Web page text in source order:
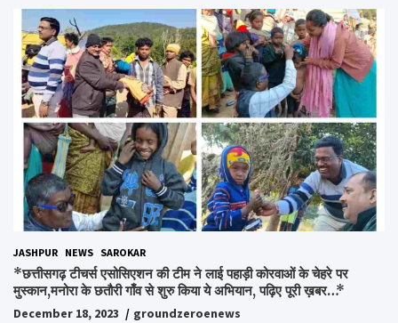
JASHPUR NEWS SAROKAR
*छत्तीसगढ़ टीचर्स एसोसिएशन की टीम ने लाई पहाड़ी कोरवाओं के चेहरे पर
मुस्कान,मनोरा के छतौरी गाँव से शुरु किया ये अभियान, पढ़िए पूरी ख़बर…*
December 18, 2023 groundzeroenews